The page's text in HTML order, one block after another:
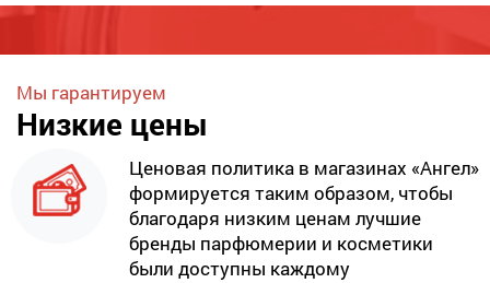
Мы гарантируем
Низкие цены
Ценовая политика в магазинах «Ангел»
формируется таким образом, чтобы
благодаря низким ценам лучшие
бренды парфюмерии и косметики
были доступны каждому